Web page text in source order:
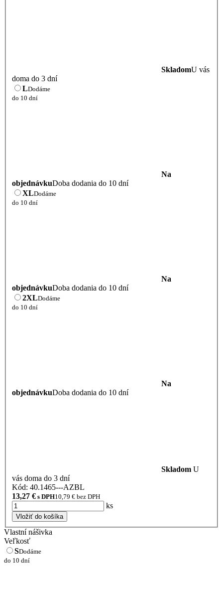
SkladomU vás
doma do 3 dní
LDodáme
do 10 dní
Na
objednávkuDoba dodania do 10 dní
XLDodáme
do 10 dní
Na
objednávkuDoba dodania do 10 dní
2XLDodáme
do 10 dní
Na
objednávkuDoba dodania do 10 dní
Skladom U
vás doma do 3 dní
Kód: 40.1465---AZBL
13,27 € s DPH10,79 € bez DPH
ks
Vložiť do košíka
Vlastní nášivka
Veľkosť
SDodáme
do 10 dní